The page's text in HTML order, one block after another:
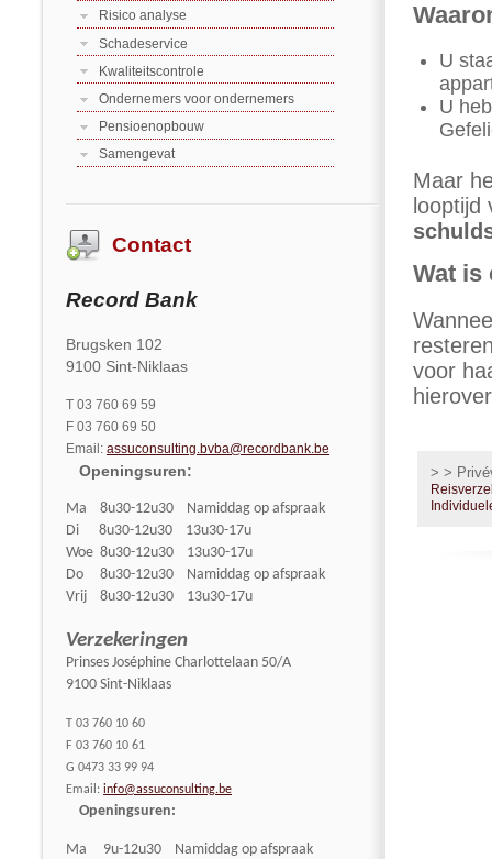
U
U
Maar
Wat is
voor
> >
Risico analyse
Schadeservice
Kwaliteitscontrole
Ondernemers voor ondernemers
Pensioenopbouw
Samengevat
Contact
Record Bank
Brugsken 102
9100 Sint-Niklaas
T 03 760 69 59
F 03 760 69 50
Email: assuconsulting.bvba@recordbank.be
Openingsuren:
Ma 8u30-12u30 Namiddag op afspraak
Di 8u30-12u30 13u30-17u
Woe 8u30-12u30 13u30-17u
Do 8u30-12u30 Namiddag op afspraak
Vrij 8u30-12u30 13u30-17u
Verzekeringen
Prinses Joséphine Charlottelaan 50/A
9100 Sint-Niklaas
T 03 760 10 60
F 03 760 10 61
G 0473 33 99 94
Email: info@assuconsulting.be
Openingsuren:
Ma 9u-12u30 Namiddag op afspraak